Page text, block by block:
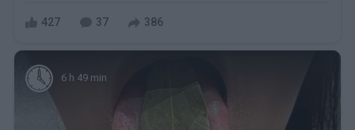
427 37 386
6 h 49 min